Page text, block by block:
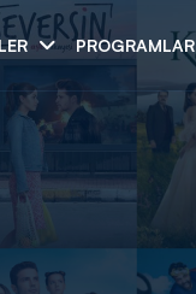
PROGRAMLAR
Arama